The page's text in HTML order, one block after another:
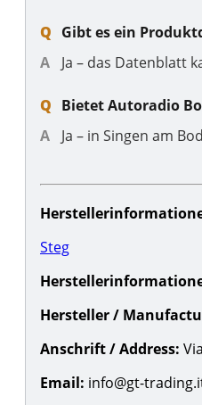
Gibt es ein
Ja – das Datenblatt
Bietet Autoradio
Ja – in Singen am
Steg
Hersteller /
Anschrift / Address:
Email: info@gt-